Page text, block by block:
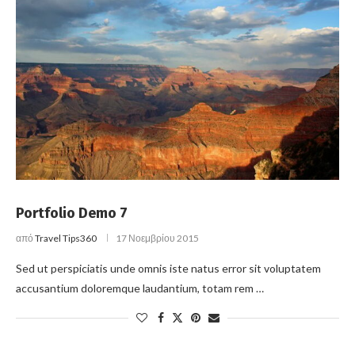
Portfolio Demo 7
από Travel Tips360 17 Νοεμβρίου 2015
Sed ut perspiciatis unde omnis iste natus error sit voluptatem
accusantium doloremque laudantium, totam rem …